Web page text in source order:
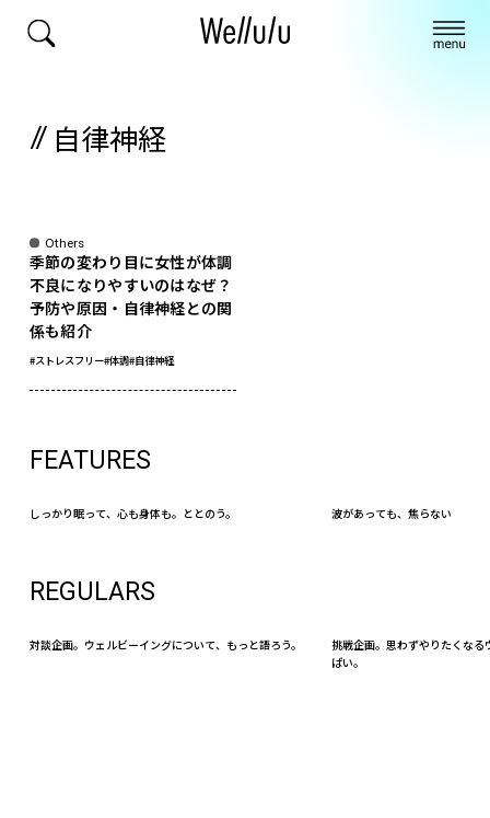
自律神経
Others
季節の変わり目に女性が体調
不良になりやすいのはなぜ？
予防や原因・自律神経との関
係も紹介
#ストレスフリー#体調#自律神経
FEATURES
しっかり眠って、心も身体も。ととのう。 波があっても、焦らない
REGULARS
対談企画。ウェルビーイングについて、もっと語ろう。
挑戦企画。思わずやりたくなる
ぱい。